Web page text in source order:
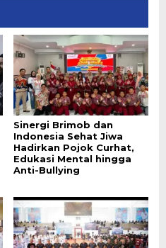
Sinergi Brimob dan
Indonesia Sehat Jiwa
Hadirkan Pojok Curhat,
Edukasi Mental hingga
Anti-Bullying